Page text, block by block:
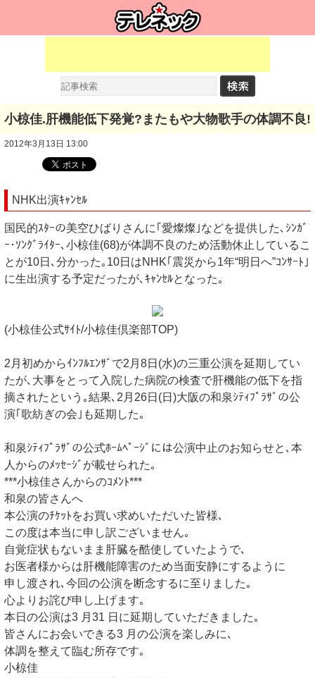
小椋佳.肝機能低下発覚?またもや大物歌手の体調不良!
2012年3月13日 13:00
NHK出演ｷｬﾝｾﾙ
国民的ｽﾀｰの美空ひばりさんに｢愛燦燦｣などを提供した､ｼﾝｶﾞ
ｰ･ｿﾝｸﾞﾗｲﾀｰ､小椋佳(68)が体調不良のため活動休止しているこ
とが10日､分かった｡10日はNHK｢震災から1年“明日へ”ｺﾝｻｰﾄ｣
に生出演する予定だったが､ｷｬﾝｾﾙとなった｡
(小椋佳公式ｻｲﾄ/小椋佳倶楽部TOP)
2月初めからｲﾝﾌﾙｴﾝｻﾞで2月8日(水)の三重公演を延期してい
たが､大事をとって入院した病院の検査で肝機能の低下を指
摘されたという｡結果､2月26日(日)大阪の和泉ｼﾃｨﾌﾟﾗｻﾞの公
演｢歌紡ぎの会｣も延期した｡
和泉ｼﾃｨﾌﾟﾗｻﾞの公式ﾎｰﾑﾍﾟｰｼﾞには公演中止のお知らせと､本
人からのﾒｯｾｰｼﾞが載せられた｡
***小椋佳さんからのｺﾒﾝﾄ***
和泉の皆さんへ
本公演のﾁｹｯﾄをお買い求めいただいた皆様､
この度は本当に申し訳ございません｡
自覚症状もないまま肝臓を酷使していたようで､
お医者様からは肝機能障害のため当面安静にするように
申し渡され､今回の公演を断念するに至りました｡
心よりお詫び申し上げます｡
本日の公演は3 月31 日に延期していただきました｡
皆さんにお会いできる3 月の公演を楽しみに､
体調を整えて臨む所存です｡
小椋佳